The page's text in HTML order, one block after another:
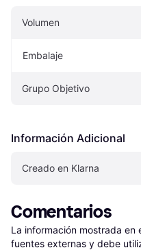
Volumen
Embalaje
Grupo Objetivo
Información Adicional
Creado en Klarna
Comentarios
La información mostrada
fuentes externas y debe